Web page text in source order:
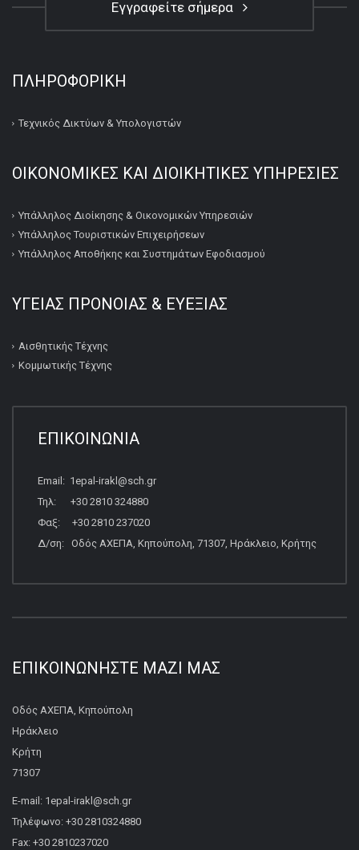
Εγγραφείτε σήμερα
ΠΛΗΡΟΦΟΡΙΚΉ
Τεχνικός Δικτύων & Υπολογιστών
ΟΙΚΟΝΟΜΙΚΕΣ ΚΑΙ ΔΙΟΙΚΗΤΙΚΕΣ ΥΠΗΡΕΣΙΕΣ
Υπάλληλος Διοίκησης & Οικονομικών Υπηρεσιών
Υπάλληλος Τουριστικών Επιχειρήσεων
Υπάλληλος Αποθήκης και Συστημάτων Εφοδιασμού
ΥΓΕΙΑΣ ΠΡΟΝΟΙΑΣ & ΕΥΕΞΙΑΣ
Αισθητικής Τέχνης
Κομμωτικής Τέχνης
ΕΠΙΚΟΙΝΩΝΙΑ
Email: 1epal-irakl@sch.gr
Τηλ: +30 2810 324880
Φαξ: +30 2810 237020
Δ/ση: Οδός ΑΧΕΠΑ, Κηπούπολη, 71307, Ηράκλειο, Κρήτης
ΕΠΙΚΟΙΝΩΝΉΣΤΕ ΜΑΖΊ ΜΑΣ
Οδός ΑΧΕΠΑ, Κηπούπολη
Ηράκλειο
Κρήτη
71307
E-mail: 1epal-irakl@sch.gr
Τηλέφωνο: +30 2810324880
Fax: +30 2810237020